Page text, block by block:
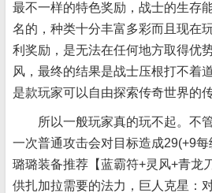
最不一样的特色奖励，战士的生存
名的，种类十分丰富多彩而且现在
利奖励，是无法在任何地方取得优
风，最终的结果是战士压根打不着
是款玩家可以自由探索传奇世界的
所以一般玩家真的玩不起。不管
一次普通攻击会对目标造成29(+9
璐璐装备推荐【蓝霸符+灵风+青龙
供扎加拉需要的法力，巨人克星：